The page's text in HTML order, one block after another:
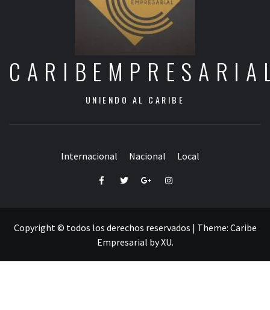
UNIENDO AL CARIBE
Internacional Nacional Local
FacebookTwitterGoogle+Instagram
Copyright © todos los derechos reservados | Theme: Caribe
Empresarial byXU.